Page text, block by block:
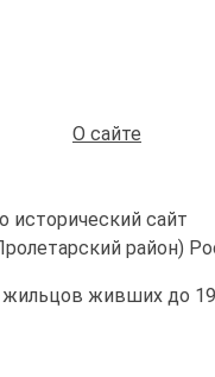
О сайте
исторический сайт
район)
жильцов живших до